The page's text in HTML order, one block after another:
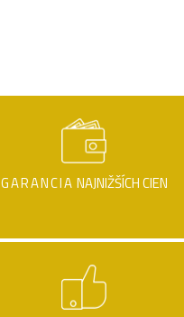
GARANCIA NAJNIŽŠÍCH CIEN